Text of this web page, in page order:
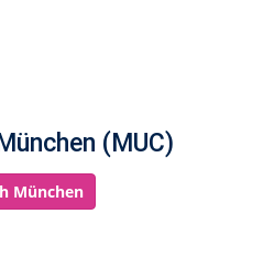
(MUC)
München